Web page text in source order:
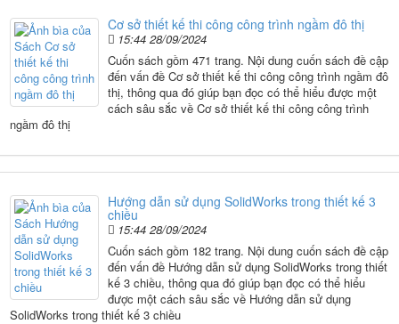
Cơ sở thiết kế thi công công trình ngầm đô thị
15:44 28/09/2024
Cuốn sách gồm 471 trang. Nội dung cuốn sách đề cập
đến vấn đề Cơ sở thiết kế thi công công trình ngầm đô
thị, thông qua đó giúp bạn đọc có thể hiểu được một
cách sâu sắc về Cơ sở thiết kế thi công công trình
ngầm đô thị
Hướng dẫn sử dụng SolidWorks trong thiết kế 3
chiều
15:44 28/09/2024
Cuốn sách gồm 182 trang. Nội dung cuốn sách đề cập
đến vấn đề Hướng dẫn sử dụng SolidWorks trong thiết
kế 3 chiều, thông qua đó giúp bạn đọc có thể hiểu
được một cách sâu sắc về Hướng dẫn sử dụng
SolidWorks trong thiết kế 3 chiều